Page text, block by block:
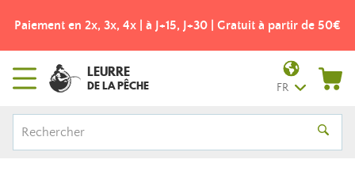
Paiement en 2x, 3x, 4x | à J+15, J+30 | Gratuit à partir de 50€
LEURRE
DE LA PÊCHE FR